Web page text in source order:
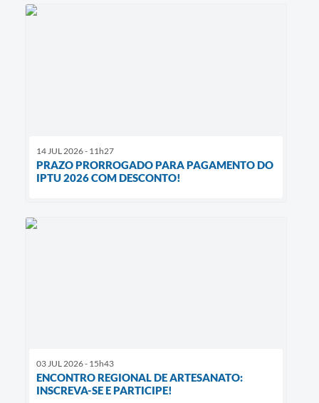
14 JUL 2026 - 11h27
PRAZO PRORROGADO PARA PAGAMENTO DO
IPTU 2026 COM DESCONTO!
03 JUL 2026 - 15h43
ENCONTRO REGIONAL DE ARTESANATO:
INSCREVA-SE E PARTICIPE!